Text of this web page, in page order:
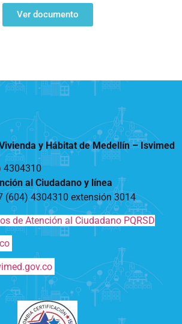
Social
servidores
Percepción
Tamaño de la
fuente
relevo
sobre Accesibilidad
Ver documento
y Hábitat de Medellín –Isvimed
4304310
al Ciudadano y línea
(604) 4304310 extensión3014
de Atención al Ciudadano PQRSD